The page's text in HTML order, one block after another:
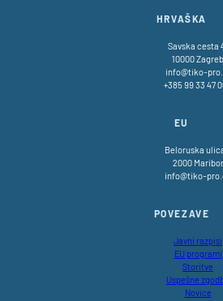
HRVAŠKA
Savska cesta
10000 Zagreb
info@tiko-
+385 99 33 47
EU
Beloruska
2000 Maribor
info@tiko-
POVEZAVE
Javni razpisi
EU programi
Storitve
Uspešne
Novice